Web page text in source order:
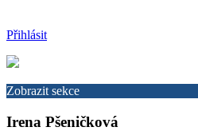
Přihlásit
Zobrazit sekce
Irena Pšeničková